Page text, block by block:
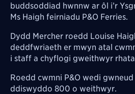
buddsoddiad hwnnw ar ôl i’r
Ms Haigh feirniadu P&O Ferries.
Dydd Mercher roedd Louise
deddfwriaeth er mwyn atal
i staff a chyflogi gweithwyr
Roedd cwmni P&O wedi
ddiswyddo 800 o weithwyr.